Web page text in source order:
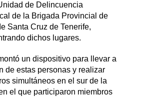
de Delincuencia
de la Brigada Provincial de
Santa Cruz de Tenerife,
dichos lugares.
un dispositivo para llevar a
de estas personas y realizar
simultáneos en el sur de la
el que participaron miembros